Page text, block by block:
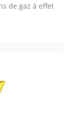
de gaz à effet